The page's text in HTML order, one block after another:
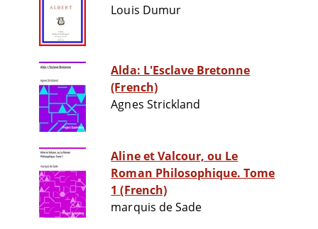
Louis Dumur
Alda: L'Esclave Bretonne
(French)
Agnes Strickland
Aline et Valcour, ou Le
Roman Philosophique. Tome
1 (French)
marquis de Sade